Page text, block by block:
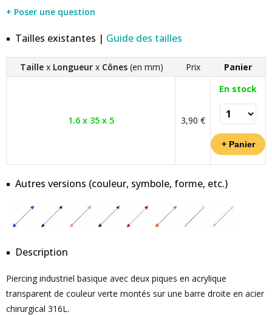
+ Poser une question
Tailles existantes | Guide des tailles
Taillex Longueurx Cônes(en mm) Prix Panier
1.6 x 35 x 5 3,90 €
En stock
Autres versions (couleur, symbole, forme, etc.)
Description
Piercing industriel basique avec deux piques en acrylique
transparent de couleur verte montés sur une barre droite en acier
chirurgical 316L.